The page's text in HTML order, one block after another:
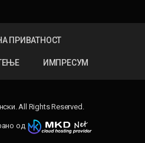
ПРИВАТНОСТ
ИМПРЕСУМ
All Rights Reserved.
од